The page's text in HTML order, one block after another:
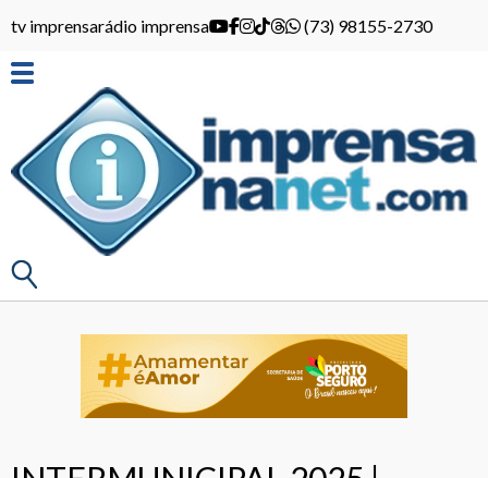
tv imprensarádio imprensa (73) 98155-2730